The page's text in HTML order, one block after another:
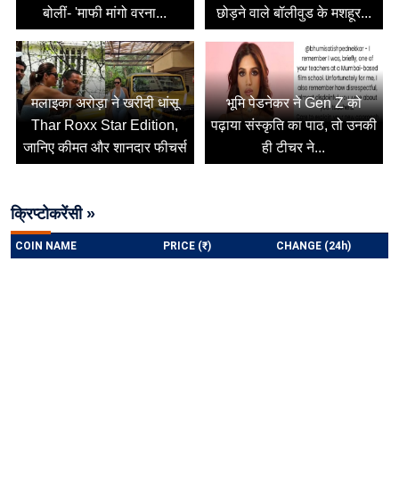
बोलीं- 'माफी मांगो वरना...
छोड़ने वाले बॉलीवुड के मशहूर...
मलाइका अरोड़ा ने खरीदी धांसू
Thar Roxx Star Edition,
जानिए कीमत और शानदार फीचर्स
भूमि पेडनेकर ने Gen Z को
पढ़ाया संस्कृति का पाठ, तो उनकी
ही टीचर ने...
क्रिप्टोकरेंसी »